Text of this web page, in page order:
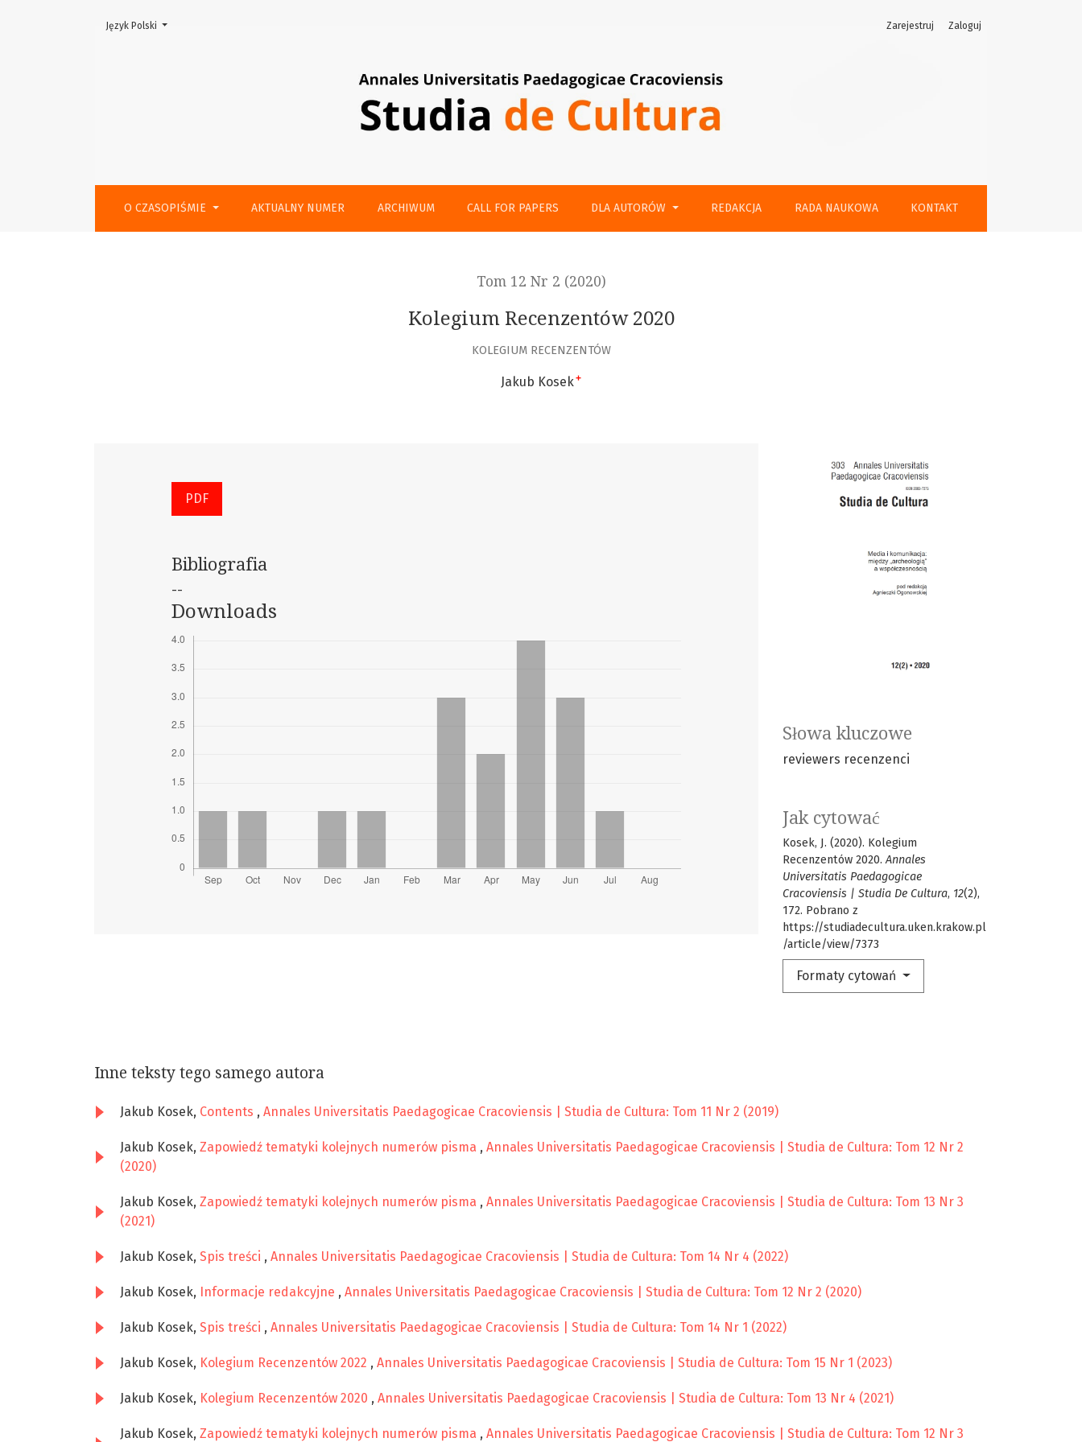
Kolegium Recenzentów 2020
O CZASOPIŚMIE AKTUALNY NUMER ARCHIWUM CALL FOR PAPERS DLA AUTORÓW REDAKCJA RADA NAUKOWA KONTAKT
Zarejestruj Zaloguj
Zmień język, obecnie wybrany to:
Język Polski
Tom 12 Nr 2 (2020)
Kolegium Recenzentów 2020
KOLEGIUM RECENZENTÓW
Jakub Kosek+
Słowa kluczowe
reviewers recenzenci
Jak cytować
Kosek, J. (2020). Kolegium
Recenzentów 2020.Annales
Universitatis Paedagogicae
Cracoviensis | Studia De Cultura, 12(2),
172. Pobrano z
https://studiadecultura.uken.krakow.pl
/article/view/7373
Formaty cytowań
PDF
Bibliografia
--
Downloads
Inne teksty tego samego autora
Jakub Kosek, Contents , Annales Universitatis Paedagogicae Cracoviensis | Studia de Cultura: Tom 11 Nr 2 (2019)
Jakub Kosek, Zapowiedź tematyki kolejnych numerów pisma , Annales Universitatis Paedagogicae Cracoviensis | Studia de Cultura: Tom 12 Nr 2
(2020)
Jakub Kosek, Zapowiedź tematyki kolejnych numerów pisma , Annales Universitatis Paedagogicae Cracoviensis | Studia de Cultura: Tom 13 Nr 3
(2021)
Jakub Kosek, Spis treści , Annales Universitatis Paedagogicae Cracoviensis | Studia de Cultura: Tom 14 Nr 4 (2022)
Jakub Kosek, Informacje redakcyjne , Annales Universitatis Paedagogicae Cracoviensis | Studia de Cultura: Tom 12 Nr 2 (2020)
Jakub Kosek, Spis treści , Annales Universitatis Paedagogicae Cracoviensis | Studia de Cultura: Tom 14 Nr 1 (2022)
Jakub Kosek, Kolegium Recenzentów 2022 , Annales Universitatis Paedagogicae Cracoviensis | Studia de Cultura: Tom 15 Nr 1 (2023)
Jakub Kosek, Kolegium Recenzentów 2020 , Annales Universitatis Paedagogicae Cracoviensis | Studia de Cultura: Tom 13 Nr 4 (2021)
Jakub Kosek, Zapowiedź tematyki kolejnych numerów pisma , Annales Universitatis Paedagogicae Cracoviensis | Studia de Cultura: Tom 12 Nr 3